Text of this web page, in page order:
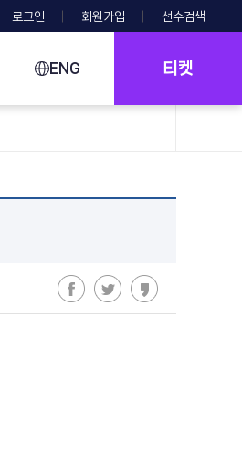
ENG 티켓
로그인 회원가입 선수검색